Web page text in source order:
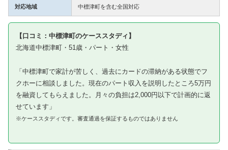
対応地域 中標津町を含む全国対応
【口コミ：中標津町のケーススタディ】
北海道中標津町・51歳・パート・女性
「中標津町で家計が苦しく、過去にカードの滞納がある状態でフ
クホーに相談しました。現在のパート収入を説明したところ5万円
を融資してもらえました。月々の負担は2,000円以下で計画的に返
せています」
※ケーススタディです。審査通過を保証するものではありません